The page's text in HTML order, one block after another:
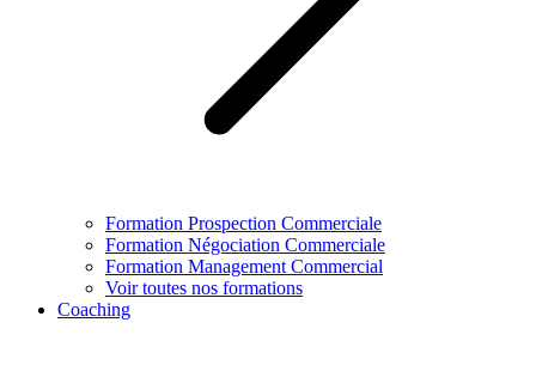
Formation Prospection Commerciale
Formation Négociation Commerciale
Formation Management Commercial
Voir toutes nos formations
Coaching